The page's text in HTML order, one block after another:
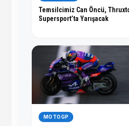
Temsilcimiz Can Öncü,
Supersport’ta Yarışacak
MOTOGP